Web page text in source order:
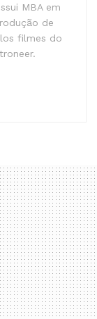
MBA em
de
filmes do